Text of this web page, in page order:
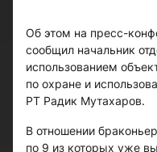
Об этом на пресс-
сообщил начальник
использованием
по охране и
РТ Радик Мутахаров.
В отношении
по 9 из которых уже